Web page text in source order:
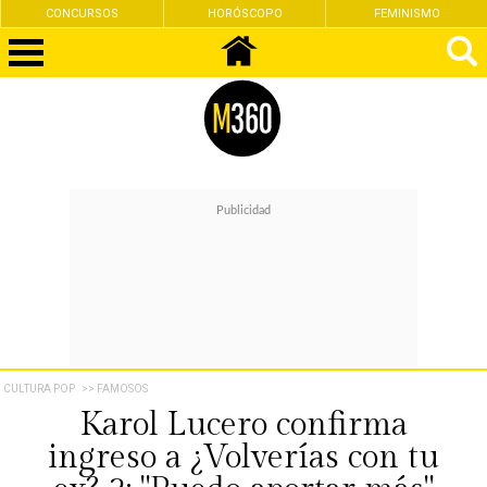
CONCURSOS HORÓSCOPO FEMINISMO
CULTURA POP >> FAMOSOS
Karol Lucero confirma
ingreso a ¿Volverías con tu